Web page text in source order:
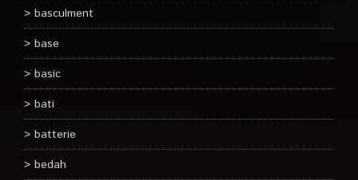
basculment
base
basic
bati
batterie
bedah